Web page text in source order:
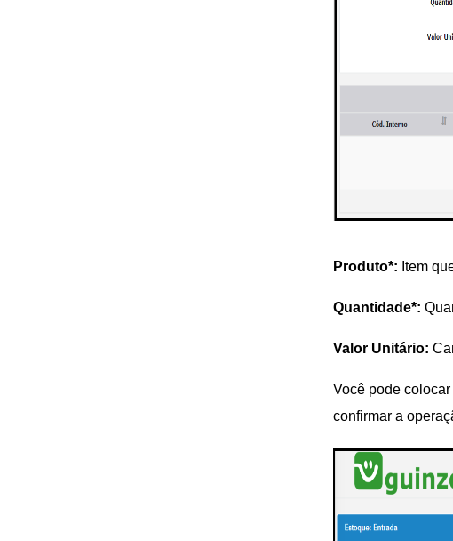
Produto*: Item
Quantidade*:
Valor Unitário:
Você pode
confirmar a